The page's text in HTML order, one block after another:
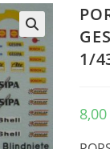
🔍
1/